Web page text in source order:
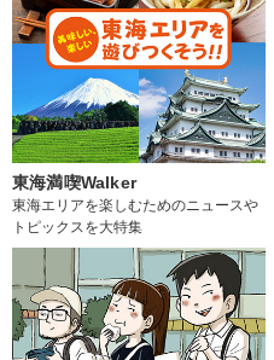
東海満喫Walker
東海エリアを楽しむためのニュースや
トピックスを大特集